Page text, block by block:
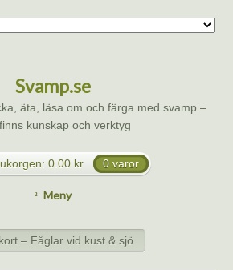
Svamp.se
äta, läsa om och färga med svamp –
kunskap och verktyg
0.00 kr 0 varor
Meny
– Fåglar vid kust & sjö